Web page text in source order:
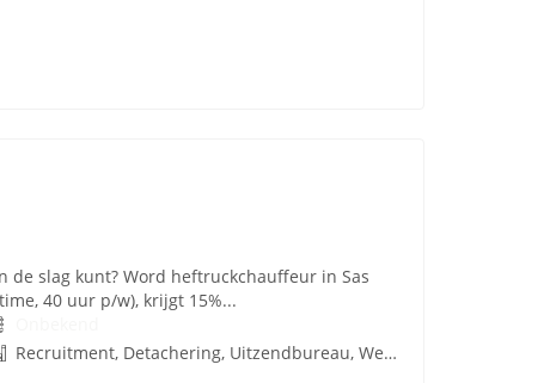
de slag kunt? Word heftruckchauffeur in Sas
40 uur p/w), krijgt 15%...
Recruitment, Detachering, Uitzendbureau, Werving en Selectie